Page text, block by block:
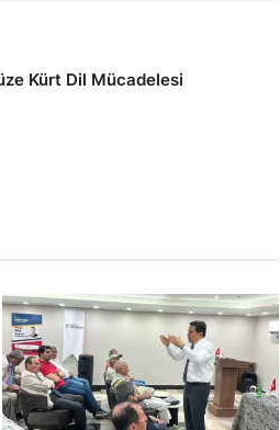
Kürt Dil Mücadelesi